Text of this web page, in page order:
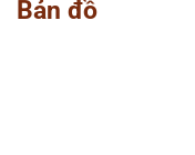
Bản đồ